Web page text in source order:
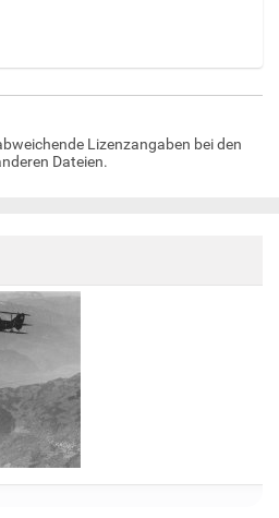
Lizenzangaben bei den
Dateien.